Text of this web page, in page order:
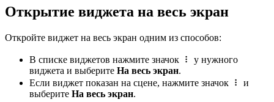
Открытие виджета на весь экран
Откройте виджет на весь экран одним из способов:
В списке виджетов нажмите значок
у нужного
виджета и выберите На весь экран.
Если виджет показан на сцене, нажмите значок
и
выберите На весь экран.